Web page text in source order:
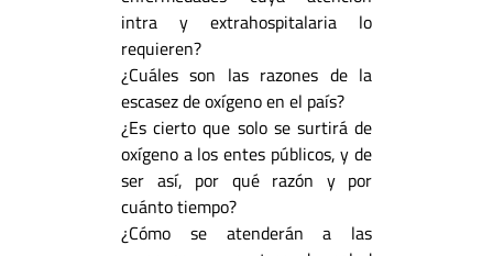
intra y extrahospitalaria lo
requieren?
¿Cuáles son las razones de la
escasez de oxígeno en el país?
¿Es cierto que solo se surtirá de
oxígeno a los entes públicos, y de
ser así, por qué razón y por
cuánto tiempo?
¿Cómo se atenderán a las